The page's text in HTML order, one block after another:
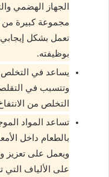
الجهاز الهضمي
مجموعة كبيرة من
تعمل بشكل
بوظيفته.
يساعد في
وتتسبب في
التخلص من
تساعد المواد
بالطعام داخل
ويعمل على تعزيز
على الألياف